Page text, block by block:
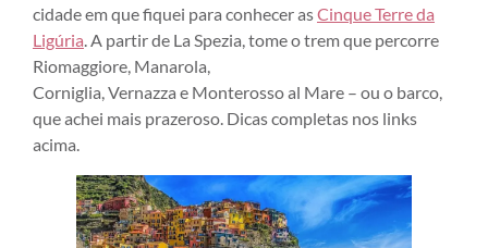
cidade em que fiquei para conhecer asCinque Terre da
Ligúria. A partir de La Spezia, tome o trem que percorre
Riomaggiore, Manarola,
Corniglia, Vernazza e Monterosso al Mare – ou o barco,
que achei mais prazeroso. Dicas completas nos links
acima.